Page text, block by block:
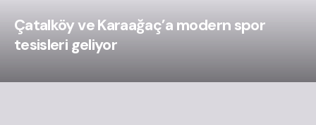
Çatalköy ve Karaağaç’a modern spor
tesisleri geliyor